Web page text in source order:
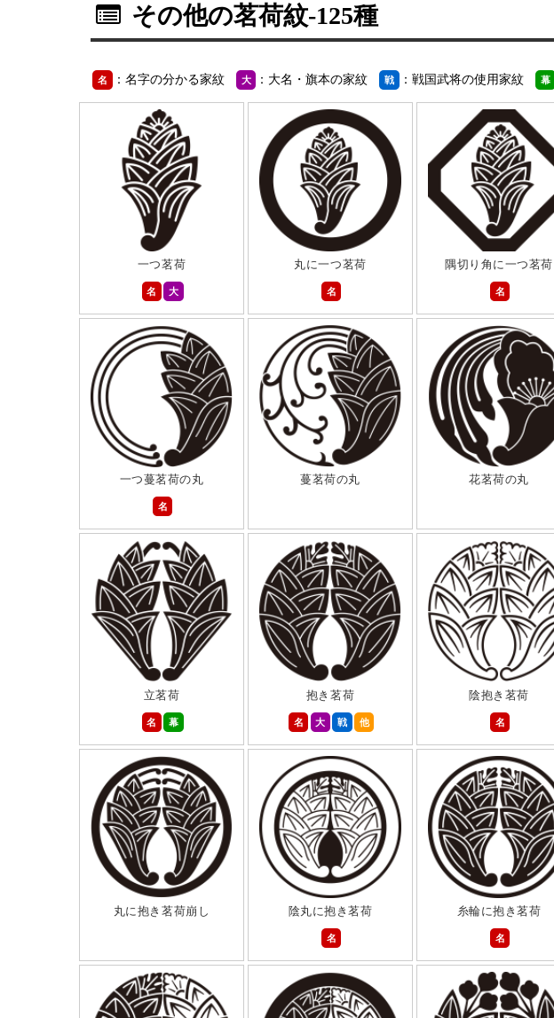
その他の茗荷紋-125種
名 ：名字の分かる家紋 大 ：大名・旗本の家紋 戦 ：戦国武将の使用家紋 幕
一つ茗荷
名
大
丸に一つ茗荷
名
隅切り角に一つ茗荷
名
一つ蔓茗荷の丸
名
蔓茗荷の丸 花茗荷の丸
立茗荷
名
幕
抱き茗荷
名
大 戦 他
陰抱き茗荷
名
丸に抱き茗荷崩し
陰丸に抱き茗荷
名
糸輪に抱き茗荷
名